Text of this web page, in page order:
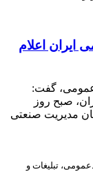
ایران اعلام
عمومی، گفت:
صبح روز
سازمان مدیریت صنعتی
تبلیغات و